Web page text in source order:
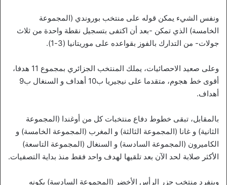
ونفس الشيء يمكن قوله على منتخب بوروندي (المجموعة
الخامسة) الذي تمكن -بعد أن اكتفى بتسجيل نقطة واحدة من ثلاث
جولات- من التدارك بالفوز بقواعده على موريتانيا (3-1).
وعلى صعيد الاحصائيات، يملك المنتخب الجزائري بمجموع 11 هدفا،
أقوى خط هجوم، متقدما على نيجيريا ب10 أهداف و السنغال ب9
أهداف.
بالمقابل، تبقى خطوط دفاع منتخبات كل من أوغندا (المجموعة
الثانية) و غانا (المجموعة الثالثة) و المغرب (المجموعة الخامسة) و
الكاميرون (المجموعة السادسة) و السنغال (المجموعة التاسعة)
الأكثر صلابة لحد الآن بعد تلقيها لهدف واحد فقط منذ بداية التصفيات.
وينفرد منتخب جزر الرأس الأخضر (المجموعة السادسة) بكونه